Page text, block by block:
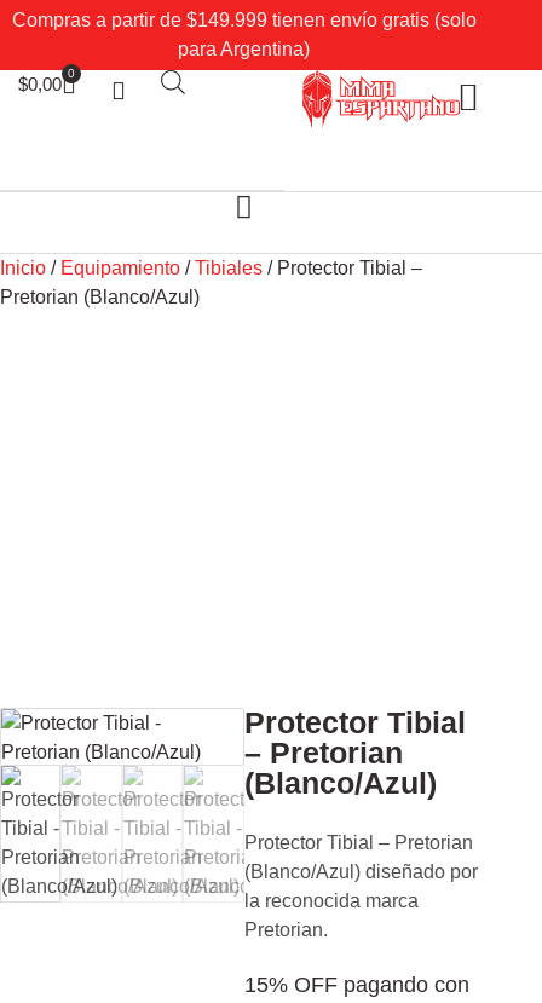
Compras a partir de $149.999 tienen envío gratis (solo
para Argentina)
$0,00
0
Inicio / Equipamiento /Tibiales / Protector Tibial –
Pretorian (Blanco/Azul)
Protector Tibial
– Pretorian
(Blanco/Azul)
Protector Tibial – Pretorian
(Blanco/Azul) diseñado por
la reconocida marca
Pretorian.
15% OFF pagando con